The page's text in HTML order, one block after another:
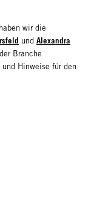
wir die
und Alexandra
Branche
Hinweise für den